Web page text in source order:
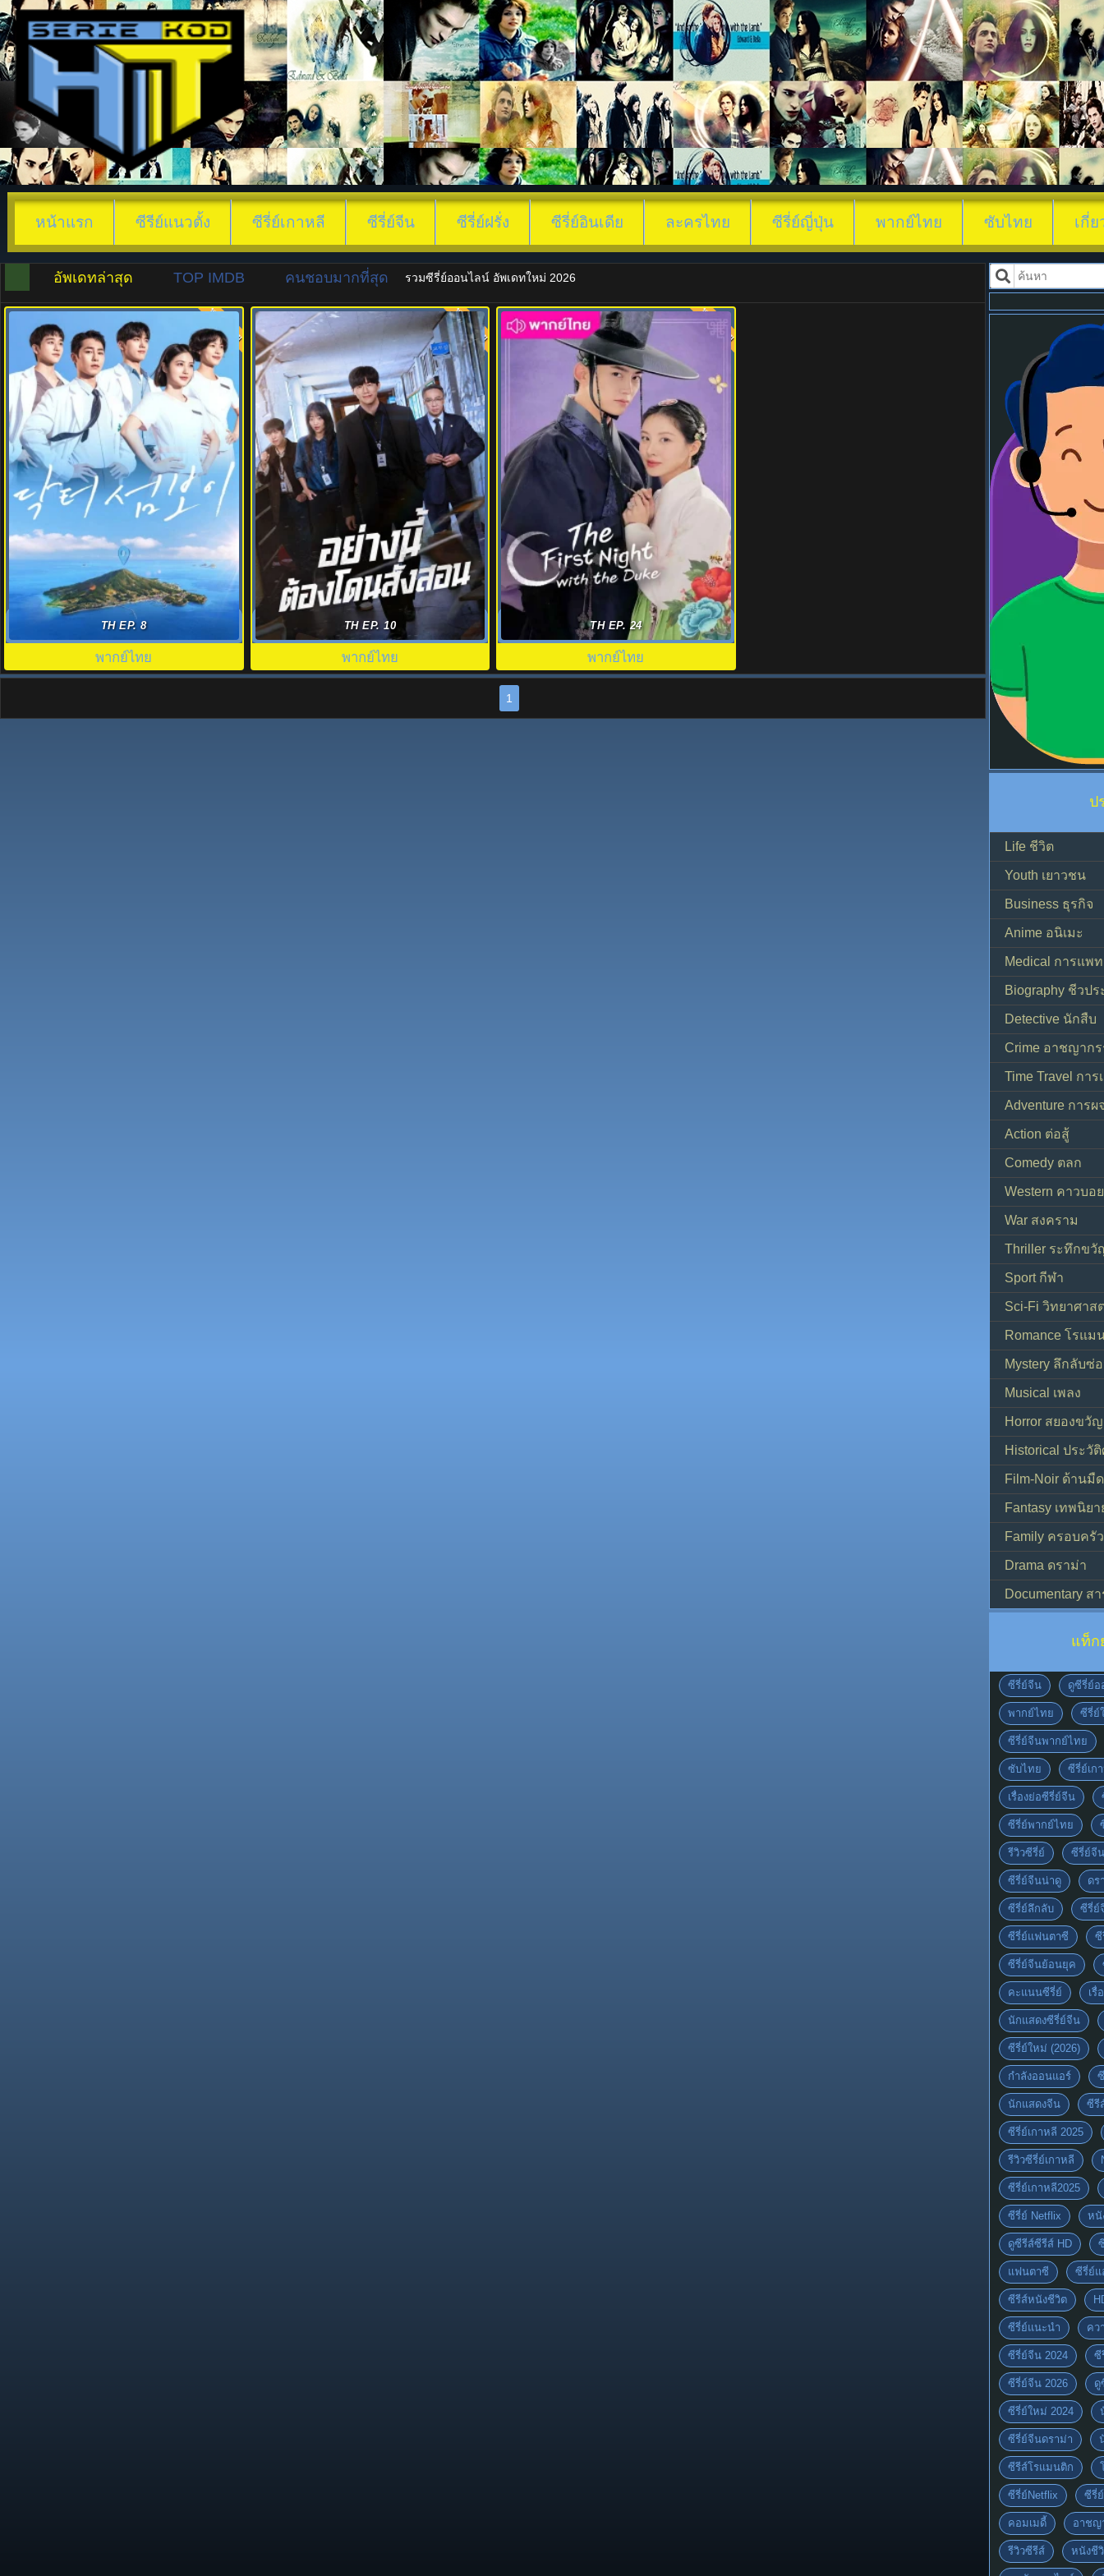
ดูซีรี่ย์ ซีรีส์
หน้าแรก ซีรีย์แนวตั้ง ซีรี่ย์เกาหลี ซีรี่ย์จีน ซีรี่ย์ฝรั่ง ซีรี่ย์อินเดีย ละครไทย ซีรี่ย์ญี่ปุ่น พากย์ไทย ซับไทย เกี่ย
อัพเดทล่าสุด TOP IMDB คนชอบมากที่สุด รวมซีรี่ย์ออนไลน์ อัพเดทใหม่ 2026
Doctor on the Edge ซับไทย (2026) หมอ
ติดเกาะรักติดเธอ EP.1-12
8.0 พากย์ไทย
TH EP. 8
พากย์ไทย
Teach You a Lesson พากย์ไทย (2026)
อย่างนี้ต้องโดนสั่งสอน
10.0 พากย์ไทย
TH EP. 10
พากย์ไทย
ตื่นมาอีกทีก็มีพระเอกนอนอยู่ข้าง ๆ The
First Night With the Duke พากย์ไทย
7.0 พากย์ไทย
TH EP. 24
พากย์ไทย
1
ป
Life ชีวิต
Youth เยาวชน
Business ธุรกิจ
Anime อนิเมะ
Medical การแพ
Biography ชีวปร
Detective นักสืบ
Crime อาชญาก
Time Travel กา
Adventure การ
Action ต่อสู้
Comedy ตลก
Western คาวบอ
War สงคราม
Thriller ระทึกขวั
Sport กีฬา
Sci-Fi วิทยาศาส
Romance โรแม
Mystery ลึกลับซ่
Musical เพลง
Horror สยองขวัญ
Historical ประวั
Film-Noir ด้านมื
Fantasy เทพนิยา
Family ครอบครัว
Drama ดราม่า
Documentary ส
แท็ก
ซีรี่ย์จีน ดูซีรี่ย์อ
พากย์ไทย ซีรี่ย์
ซีรี่ย์จีนพากย์ไทย
ซับไทย ซีรี่ย์เก
เรื่องย่อซีรี่ย์จีน
ซีรี่ย์พากย์ไทย
รีวิวซีรี่ย์ ซีรี่ย์จี
ซีรี่ย์จีนน่าดู ดร
ซีรี่ย์ลึกลับ ซีรี่ย์
ซีรี่ย์แฟนตาซี ซี
ซีรี่ย์จีนย้อนยุค
คะแนนซีรี่ย์ เรื่
นักแสดงซีรี่ย์จีน
ซีรี่ย์ใหม่ (2026)
กำลังออนแอร์
นักแสดงจีน ซีรี
ซีรี่ย์เกาหลี 2025
รีวิวซีรี่ย์เกาหลี
ซีรี่ย์เกาหลี2025
ซีรี่ย์ Netflix หนั
ดูซีรีส์ซีรีส์ HD
แฟนตาซี ซีรี่ย์
ซีรีส์หนังชีวิต
ซีรี่ย์แนะนำ คว
ซีรี่ย์จีน 2024 ซี
ซีรี่ย์จีน 2026 ดู
ซีรี่ย์ใหม่ 2024
ซีรี่ย์จีนดราม่า
ซีรีส์โรแมนติก
ซีรี่ย์Netflix ซีรี่
คอมเมดี้ อาชญ
รีวิวซีรีส์ หนังชี